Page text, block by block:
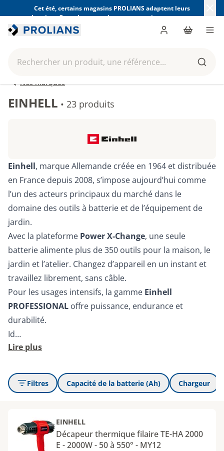
Cet été, certains magasins PROLIANS adaptent leurs
horaires. Consultez ceux de votre magasin avant votre
visite.
Rechercher un produit, une référence...
Panier
Nos marques
EINHELL • 23 produits
Einhell, marque Allemande créée en 1964 et distribuée
en France depuis 2008, s’impose aujourd’hui comme
l’un des acteurs principaux du marché dans le
domaine des outils à batterie et de l’équipement de
jardin.
Avec la plateforme Power X-Change, une seule
batterie alimente plus de 350 outils pour la maison, le
jardin et l’atelier. Changez d’appareil en un instant et
travaillez librement, sans câble.
Pour les usages intensifs, la gamme Einhell
PROFESSIONAL offre puissance, endurance et
durabilité.
Id…
Lire plus
Filtres Capacité de la batterie (Ah) Chargeur
EINHELL
Décapeur thermique filaire TE-HA 2000
E - 2000W - 50 à 550° - MY12